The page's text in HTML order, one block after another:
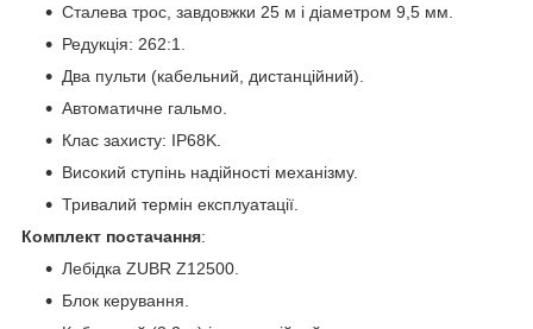
Сталева трос, завдовжки 25 м і діаметром 9,5 мм.
Редукція: 262:1.
Два пульти (кабельний, дистанційний).
Автоматичне гальмо.
Клас захисту: IP68K.
Високий ступінь надійності механізму.
Тривалий термін експлуатації.
Комплект постачання:
Лебідка ZUBR Z12500.
Блок керування.